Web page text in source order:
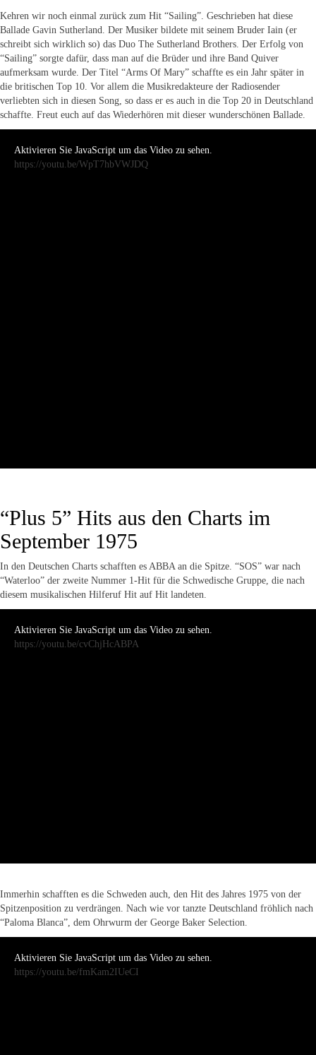
Kehren wir noch einmal zurück zum Hit “Sailing”. Geschrieben hat diese
Ballade Gavin Sutherland. Der Musiker bildete mit seinem Bruder Iain (er
schreibt sich wirklich so) das Duo The Sutherland Brothers. Der Erfolg von
“Sailing” sorgte dafür, dass man auf die Brüder und ihre Band Quiver
aufmerksam wurde. Der Titel “Arms Of Mary” schaffte es ein Jahr später in
die britischen Top 10. Vor allem die Musikredakteure der Radiosender
verliebten sich in diesen Song, so dass er es auch in die Top 20 in Deutschland
schaffte. Freut euch auf das Wiederhören mit dieser wunderschönen Ballade.
Aktivieren Sie JavaScript um das Video zu sehen.
https://youtu.be/WpT7hbVWJDQ
“Plus 5” Hits aus den Charts im
September 1975
In den Deutschen Charts schafften es ABBA an die Spitze. “SOS” war nach
“Waterloo” der zweite Nummer 1-Hit für die Schwedische Gruppe, die nach
diesem musikalischen Hilferuf Hit auf Hit landeten.
Aktivieren Sie JavaScript um das Video zu sehen.
https://youtu.be/cvChjHcABPA
Immerhin schafften es die Schweden auch, den Hit des Jahres 1975 von der
Spitzenposition zu verdrängen. Nach wie vor tanzte Deutschland fröhlich nach
“Paloma Blanca”, dem Ohrwurm der George Baker Selection.
Aktivieren Sie JavaScript um das Video zu sehen.
https://youtu.be/fmKam2IUeCI